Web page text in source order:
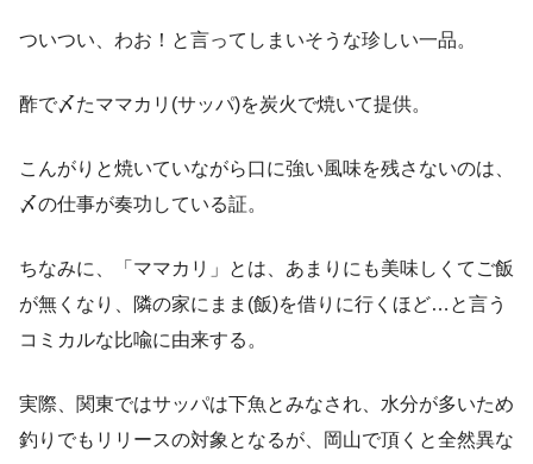
ついつい、わお！と言ってしまいそうな珍しい一品。
酢で〆たママカリ(サッパ)を炭火で焼いて提供。
こんがりと焼いていながら口に強い風味を残さないのは、
〆の仕事が奏功している証。
ちなみに、「ママカリ」とは、あまりにも美味しくてご飯
が無くなり、隣の家にまま(飯)を借りに行くほど…と言う
コミカルな比喩に由来する。
実際、関東ではサッパは下魚とみなされ、水分が多いため
釣りでもリリースの対象となるが、岡山で頂くと全然異な